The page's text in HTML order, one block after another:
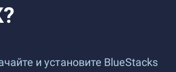
и установите BlueStacks